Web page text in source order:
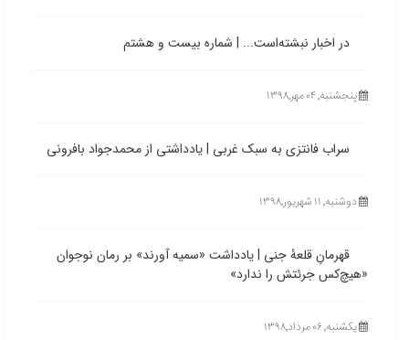
در اخبار نبشته‌است... | شماره بیست و هشتم
پنجشنبه, ۰۴ مهر,۱۳۹۸
سراب فانتزی به سبک غربی | یادداشتی از محمدجواد بافرونی
دوشنبه, ۱۱ شهریور,۱۳۹۸
قهرمانِ‌ قلعۀ جنی | یادداشت «سمیه آورند» بر رمان نوجوان
«هیچ‌کس جرئتش را ندارد»
یکشنبه, ۰۶ مرداد,۱۳۹۸